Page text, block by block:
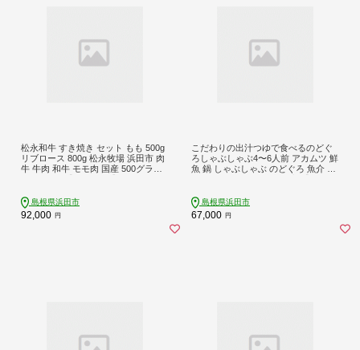
松永和牛 すき焼き セット もも 500g
リブロース 800g 松永牧場 浜田市 肉
牛 牛肉 和牛 モモ肉 国産 500グラム
島根県浜田市
92,000 円
こだわりの出汁つゆで食べるのどぐ
ろしゃぶしゃぶ4〜6人前 アカムツ 鮮
魚 鍋 しゃぶしゃぶ のどぐろ 魚介 天
島根県浜田市
67,000 円